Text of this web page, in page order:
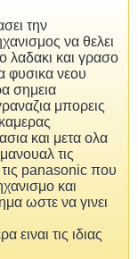
την
να θελει
και γρασο
φυσικα νεου
σημεια
μπορεις
και μετα ολα
τις
panasonic που
και
ωστε να γινει
τις ιδιας